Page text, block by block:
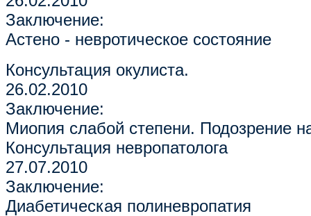
Заключение:
Астено - невротическое состояние
Консультация окулиста.
26.02.2010
Заключение:
Миопия слабой степени. Подозрение
Консультация невропатолога
27.07.2010
Заключение:
Диабетическая полиневропатия